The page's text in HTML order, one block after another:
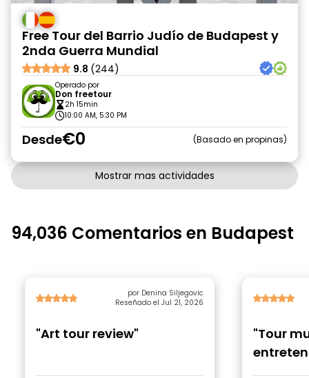
Free Tour del Barrio Judío de Budapest y
2nda Guerra Mundial
9.8 (244)
Operado por
Don freetour
2h 15min
10:00 AM, 5:30 PM
Desde€0 Basado en propinas
Mostrar mas actividades
94,036 Comentarios en Budapest
por Denina Siljegovic
Reseñado el Jul 21, 2026
"Art tour review"
"Tour